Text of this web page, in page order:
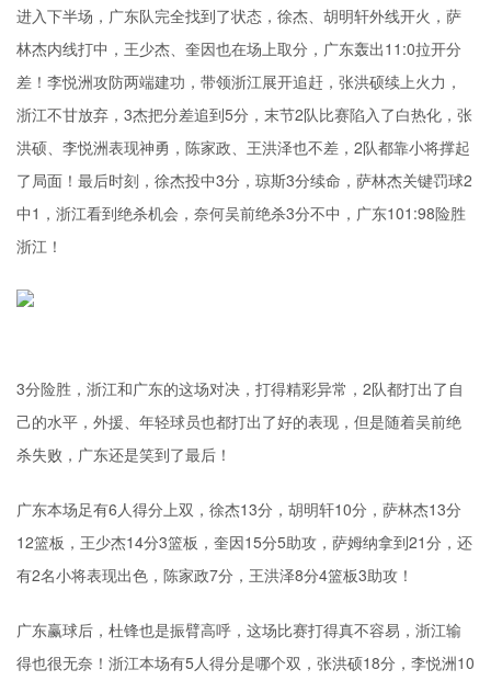
进入下半场，广东队完全找到了状态，徐杰、胡明轩外线开火，萨
林杰内线打中，王少杰、奎因也在场上取分，广东轰出11:0拉开分
差！李悦洲攻防两端建功，带领浙江展开追赶，张洪硕续上火力，
浙江不甘放弃，3杰把分差追到5分，末节2队比赛陷入了白热化，张
洪硕、李悦洲表现神勇，陈家政、王洪泽也不差，2队都靠小将撑起
了局面！最后时刻，徐杰投中3分，琼斯3分续命，萨林杰关键罚球2
中1，浙江看到绝杀机会，奈何吴前绝杀3分不中，广东101:98险胜
浙江！
3分险胜，浙江和广东的这场对决，打得精彩异常，2队都打出了自
己的水平，外援、年轻球员也都打出了好的表现，但是随着吴前绝
杀失败，广东还是笑到了最后！
广东本场足有6人得分上双，徐杰13分，胡明轩10分，萨林杰13分
12篮板，王少杰14分3篮板，奎因15分5助攻，萨姆纳拿到21分，还
有2名小将表现出色，陈家政7分，王洪泽8分4篮板3助攻！
广东赢球后，杜锋也是振臂高呼，这场比赛打得真不容易，浙江输
得也很无奈！浙江本场有5人得分是哪个双，张洪硕18分，李悦洲10